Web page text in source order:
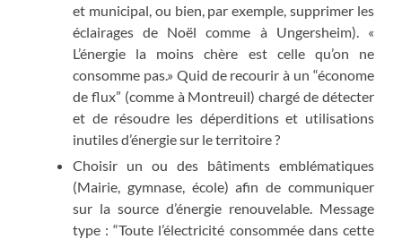
et municipal, ou bien, par exemple, supprimer les
éclairages de Noël comme à Ungersheim). «
L’énergie la moins chère est celle qu’on ne
consomme pas.» Quid de recourir à un “économe
de flux” (comme à Montreuil) chargé de détecter
et de résoudre les déperditions et utilisations
inutiles d’énergie sur le territoire ?
Choisir un ou des bâtiments emblématiques
(Mairie, gymnase, école) afin de communiquer
sur la source d’énergie renouvelable. Message
type : “Toute l’électricité consommée dans cette